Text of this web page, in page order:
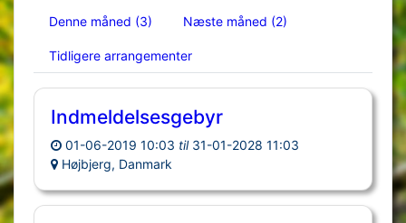
Denne måned (3) Næste måned (2)
Tidligere arrangementer
Indmeldelsesgebyr
01-06-2019 10:03 til 31-01-2028 11:03
Højbjerg, Danmark